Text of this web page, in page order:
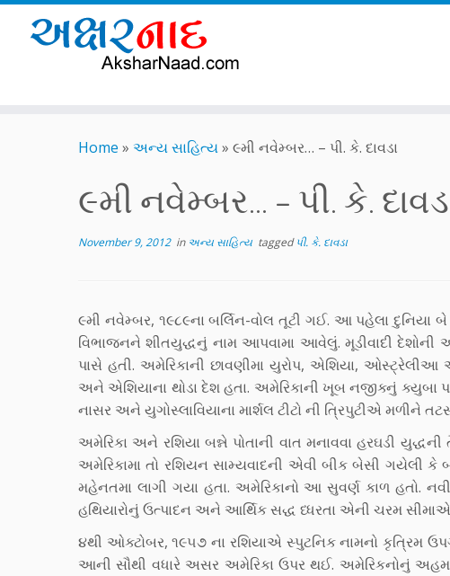
Home » અન્ય સાહિત્ય» ૯મી નવેમ્બર… – પી. કે. દાવડા
૯મી નવેમ્બર… – પી. કે.
November 9, 2012in અન્ય સાહિત્ય taggedપી. કે. દાવડા
૯મી નવેમ્બર, ૧૯૮૯ના બર્લિન-વોલ તૂટી ગઈ. આ પહેલા દુનિયા
વિભાજનને શીતયુદ્ધનું નામ આપવામા આવેલું. મૂડીવાદી દેશોની
પાસે હતી. અમેરિકાની છાવણીમા યુરોપ, એશિયા,
અને એશિયાના થોડા દેશ હતા. અમેરિકાની ખૂબ નજીક્નું
નાસર અને યુગોસ્લાવિયાના માર્શલ ટીટો ની ત્રિપુટીએ મળીને
અમેરિકા અને રશિયા બન્ને પોતાની વાત મનાવવા હરઘડી
અમેરિકામા તો રશિયન સામ્યવાદની એવી બીક બેસી ગયેલી કે
મહેનતમા લાગી ગયા હતા. અમેરિકાનો આ સુવર્ણ કાળ હતો.
હથિયારોનું ઉત્પાદન અને આર્થિક સદ્ધ ધ્ધરતા એની ચરમ
૪થી ઓક્ટોબર, ૧૯૫૭ ના રશિયાએ સ્પુટનિક નામનો કૃત્રિમ
આની સૌથી વધારે અસર અમેરિકા ઉપર થઈ. અમેરિકનોનું